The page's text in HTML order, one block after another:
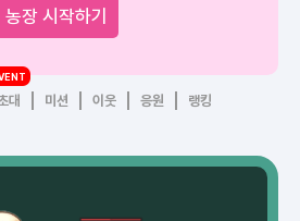
농장 시작하기
대 미션 이웃 응원 랭킹